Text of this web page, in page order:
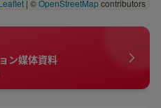
| ©OpenStreetMapcontributors
ン媒体資料